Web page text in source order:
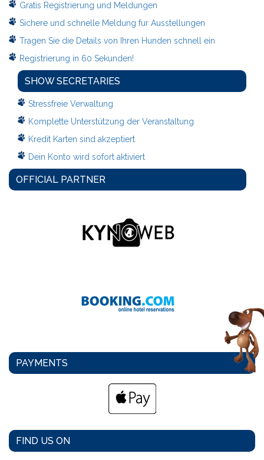
Gratis Registrierung und Meldungen
Sichere und schnelle Meldung fur Ausstellungen
Tragen Sie die Details von Ihren Hunden schnell ein
Registrierung in 60 Sekunden!
SHOW SECRETARIES
Stressfreie Verwaltung
Komplette Unterstützung der Veranstaltung
Kredit Karten sind akzeptiert
Dein Konto wird sofort aktiviert
OFFICIAL PARTNER
PAYMENTS
FIND US ON